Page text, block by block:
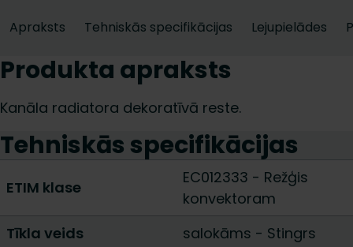
Apraksts Tehniskās specifikācijas Lejupielādes
Produkta apraksts
Kanāla radiatora dekoratīvā reste.
Tehniskās specifikācijas
ETIM klase
EC012333 - Režģis
konvektoram
Tīkla veids
salokāms - Stingrs